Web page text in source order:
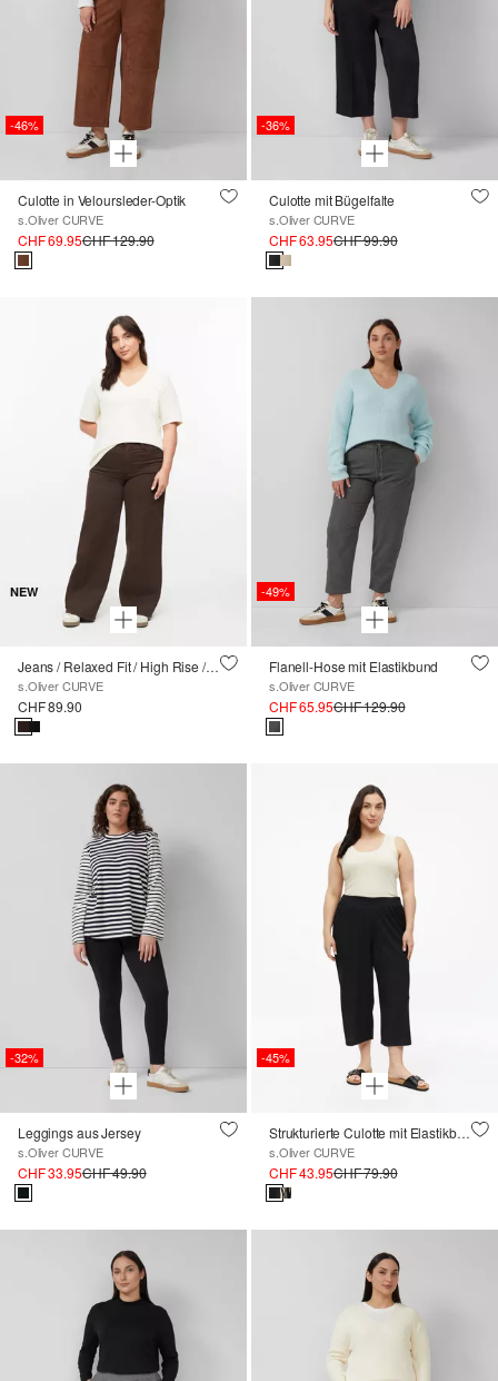
-46%
Culotte in Veloursleder-Optik
s.Oliver CURVE
CHF 69.95CHF 129.90
-36%
Culotte mit Bügelfalte
s.Oliver CURVE
CHF 63.95CHF 99.90
NEW
Jeans / Relaxed Fit / High Rise / Wide Leg
s.Oliver CURVE
CHF 89.90
-49%
Flanell-Hose mit Elastikbund
s.Oliver CURVE
CHF 65.95CHF 129.90
-32%
Leggings aus Jersey
s.Oliver CURVE
CHF 33.95CHF 49.90
-45%
Strukturierte Culotte mit Elastikbund
s.Oliver CURVE
CHF 43.95CHF 79.90